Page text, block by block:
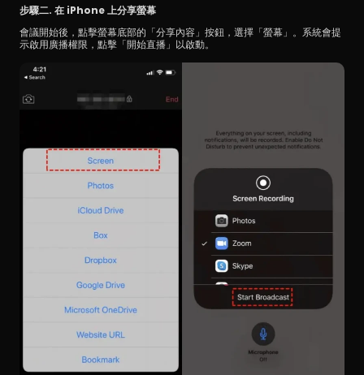
步驟二. 在 iPhone 上分享螢幕
會議開始後，點擊螢幕底部的「分享內容」按鈕，選擇「螢幕」。系統會提
示啟用廣播權限，點擊「開始直播」以啟動。